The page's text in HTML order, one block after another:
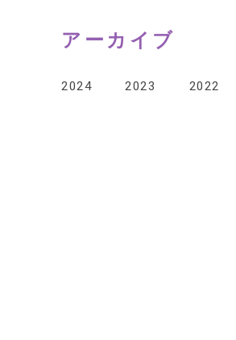
アーカイブ
2024 2023 2022